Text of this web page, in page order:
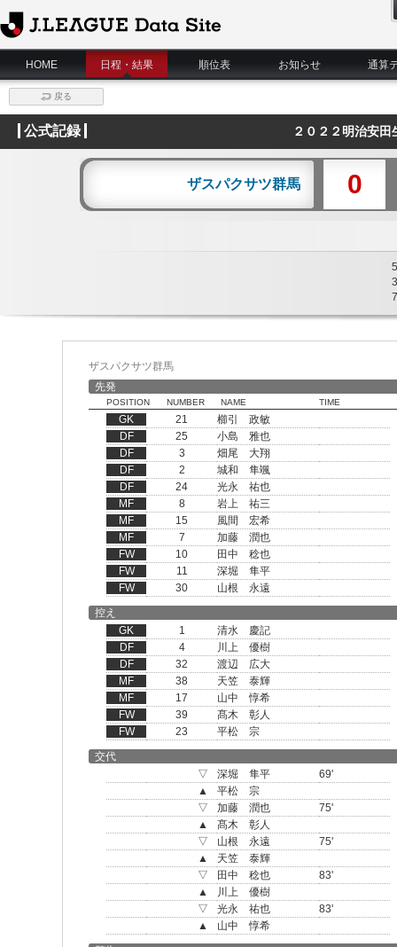
J.League Data Site
HOME
日程・結果 順位表 お知らせ 通算
戻る
公式記録 ２０２２明治安
ザスパクサツ群馬 0
5
3
7
ザスパクサツ群馬
先発
POSITION NUMBER NAME TIME
GK 21
櫛引 政敏
DF
25
小島 雅也
DF
3
畑尾 大翔
DF
2
城和 隼颯
DF
24
光永 祐也
MF
8
岩上 祐三
MF
15
風間 宏希
MF
7
加藤 潤也
FW
10
田中 稔也
FW
11
深堀 隼平
FW
30
山根 永遠
控え
GK
1
清水 慶記
DF
4
川上 優樹
DF
32
渡辺 広大
MF
38
天笠 泰輝
MF
17
山中 惇希
FW
39
髙木 彰人
FW
23
平松 宗
交代
▽
深堀 隼平
69'
▲
平松 宗
▽
加藤 潤也
75'
▲
髙木 彰人
▽
山根 永遠
75'
▲
天笠 泰輝
▽
田中 稔也
83'
▲
川上 優樹
▽
光永 祐也
83'
▲
山中 惇希